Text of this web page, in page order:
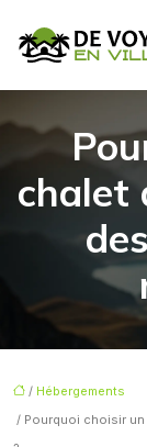
chalet
/ Hébergements
/ Pourquoi choisir un